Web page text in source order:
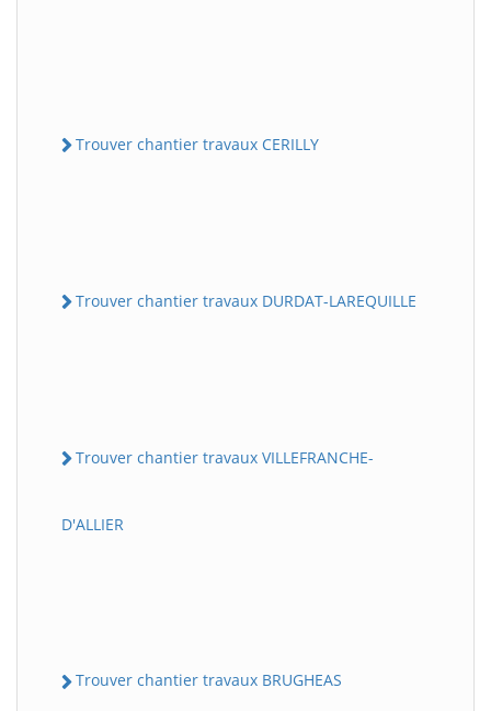
Trouver chantier travaux CERILLY
Trouver chantier travaux DURDAT-LAREQUILLE
Trouver chantier travaux VILLEFRANCHE-
D'ALLIER
Trouver chantier travaux BRUGHEAS